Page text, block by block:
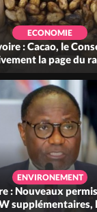
ECONOMIE
: Cacao, le
la page du
ENVIRONEMENT
: Nouveaux
supplémentaires,